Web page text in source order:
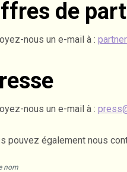
de
nous un e-mail à :
nous un e-mail à :
pouvez également nous
nom